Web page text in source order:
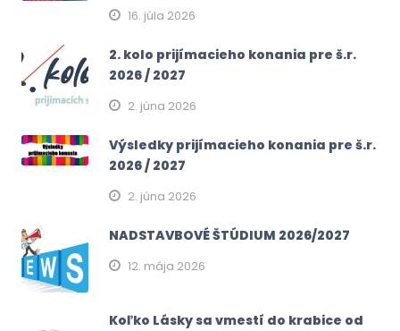
16. júla 2026
2. kolo prijímacieho konania pre š.r.
2026 / 2027
2. júna 2026
Výsledky prijímacieho konania pre š.r.
2026 / 2027
2. júna 2026
NADSTAVBOVÉ ŠTÚDIUM 2026/2027
12. mája 2026
Koľko Lásky sa vmestí do krabice od